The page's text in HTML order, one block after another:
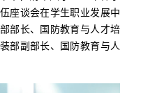
座谈会在学生职业发展中
部长、国防教育与人才培
部副部长、国防教育与人